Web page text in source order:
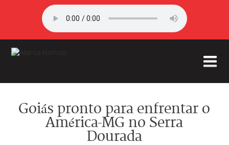
Goiás pronto para enfrentar o
América-MG no Serra
Dourada